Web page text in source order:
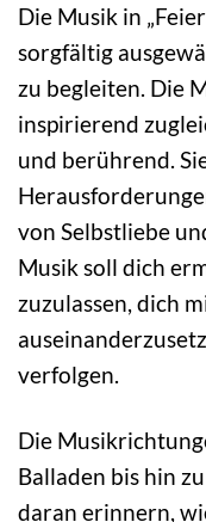
Die Musik in
sorgfältig
zu begleiten. Die
inspirierend
und berührend.
von Selbstliebe
Musik soll dich
zuzulassen, dich
verfolgen.
Die
Balladen bis hin
daran erinnern,